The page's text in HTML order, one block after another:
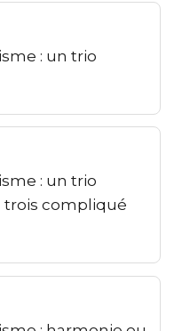
: un trio
: un trio
trois compliqué